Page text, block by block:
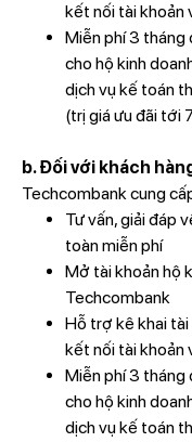
kết nối tài khoản
Miễn phí 3 tháng
cho hộ kinh
dịch vụ kế toán
(trị giá ưu đãi tới
b. Đối với khách
Techcombank cung
Tư vấn, giải đáp
toàn miễn phí
Mở tài khoản hộ
Techcombank
Hỗ trợ kê khai
kết nối tài khoản
Miễn phí 3 tháng
cho hộ kinh
dịch vụ kế toán